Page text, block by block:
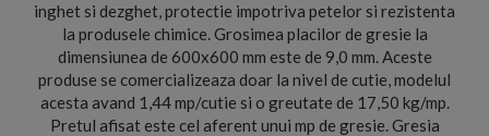
inghet si dezghet, protectie impotriva petelor si rezistenta
la produsele chimice. Grosimea placilor de gresie la
dimensiunea de 600x600 mm este de 9,0 mm. Aceste
produse se comercializeaza doar la nivel de cutie, modelul
acesta avand 1,44 mp/cutie si o greutate de 17,50 kg/mp.
Pretul afisat este cel aferent unui mp de gresie. Gresia